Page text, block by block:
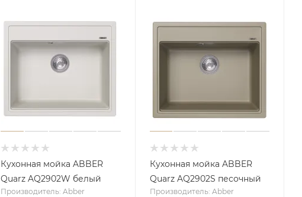
Кухонная мойка ABBER
Quarz AQ2902W белый
Производитель: Abber
Кухонная мойка ABBER
Quarz AQ2902S песочный
Производитель: Abber